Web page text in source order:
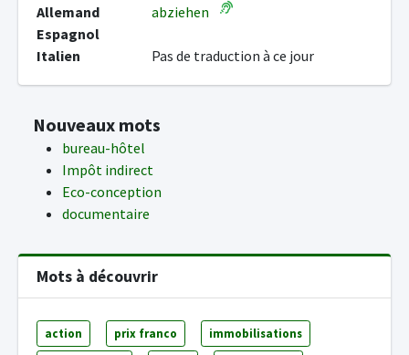
Allemand
abziehen
Espagnol
Italien
Pas de traduction à ce jour
Nouveaux mots
bureau-hôtel
Impôt indirect
Eco-conception
documentaire
Mots à découvrir
action prix franco immobilisations